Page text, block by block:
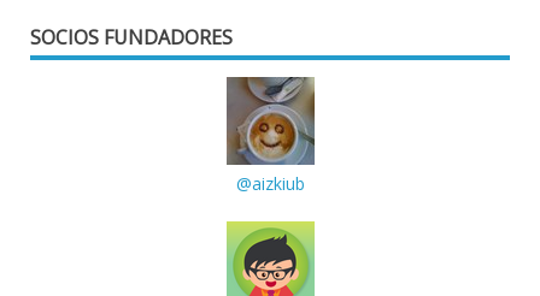
SOCIOS FUNDADORES
@aizkiub